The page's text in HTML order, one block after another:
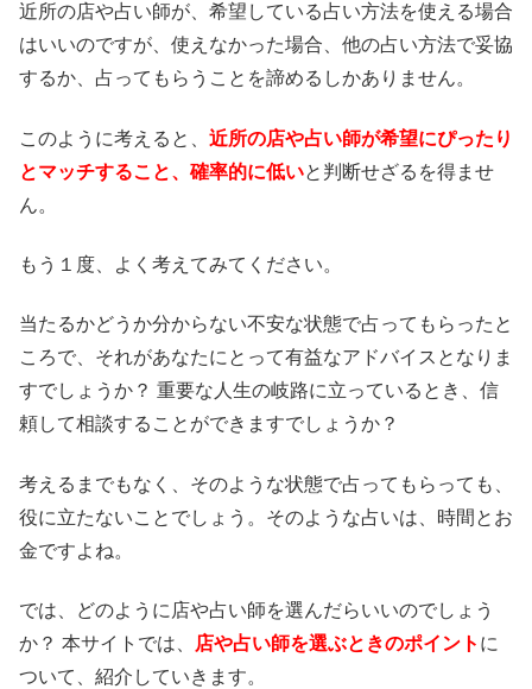
近所の店や占い師が、希望している占い方法を使える場合
はいいのですが、使えなかった場合、他の占い方法で妥協
するか、占ってもらうことを諦めるしかありません。
このように考えると、 近所の店や占い師が希望にぴったり
とマッチすること、確率的に低いと判断せざるを得ませ
ん。
もう１度、よく考えてみてください。
当たるかどうか分からない不安な状態で占ってもらったと
ころで、それがあなたにとって有益なアドバイスとなりま
すでしょうか？ 重要な人生の岐路に立っているとき、信
頼して相談することができますでしょうか？
考えるまでもなく、そのような状態で占ってもらっても、
役に立たないことでしょう。そのような占いは、時間とお
金ですよね。
では、どのように店や占い師を選んだらいいのでしょう
か？ 本サイトでは、
店や占い師を選ぶときのポイント に
ついて、紹介していきます。